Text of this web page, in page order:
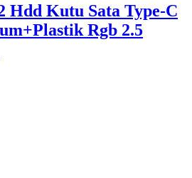
Hdd Kutu Sata Type-C
Rgb 2.5